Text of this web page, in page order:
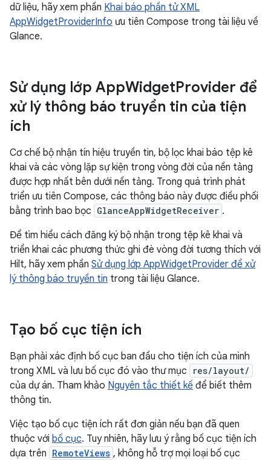
dữ liệu, hãy xem phần Khai báo phần tử XML
AppWidgetProviderInfo ưu tiên Compose trong tài liệu về
Glance.
Sử dụng lớp AppWidgetProvider để
xử lý thông báo truyền tin của tiện
ích
Cơ chế bộ nhận tín hiệu truyền tin, bộ lọc khai báo tệp kê
khai và các vòng lặp sự kiện trong vòng đời của nền tảng
được hợp nhất bên dưới nền tảng. Trong quá trình phát
triển ưu tiên Compose, các thông báo này được điều phối
bằng trình bao bọc GlanceAppWidgetReceiver .
Để tìm hiểu cách đăng ký bộ nhận trong tệp kê khai và
triển khai các phương thức ghi đè vòng đời tương thích với
Hilt, hãy xem phần Sử dụng lớp AppWidgetProvider để xử
lý thông báo truyền tin trong tài liệu Glance.
Tạo bố cục tiện ích
Bạn phải xác định bố cục ban đầu cho tiện ích của mình
trong XML và lưu bố cục đó vào thư mục
res/layout/
của dự án. Tham khảo Nguyên tắc thiết kế để biết thêm
thông tin.
Việc tạo bố cục tiện ích rất đơn giản nếu bạn đã quen
thuộc với bố cục. Tuy nhiên, hãy lưu ý rằng bố cục tiện ích
dựa trên RemoteViews , không hỗ trợ mọi loại bố cục